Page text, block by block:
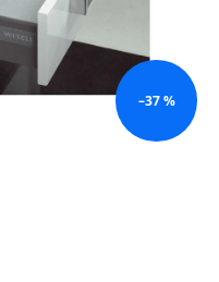
–37 %